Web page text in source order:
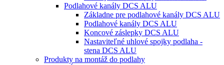
Podlahové kanály DCS ALU
Základne pre podlahové kanály DCS ALU
Podlahové kanály DCS ALU
Koncové záslepky DCS ALU
Nastaviteľné uhlové spojky podlaha -
stena DCS ALU
Produkty na montáž do podlahy